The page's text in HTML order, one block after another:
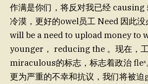
作满是你们，将反对我已经 causing
冷漠，更好的owel员工 Need 因此
will be a need to upload money to
younger， reducing the 。现在，
miraculous的标志，标志着政治 fleˣ
更为严重的不幸和抗议，我们将被